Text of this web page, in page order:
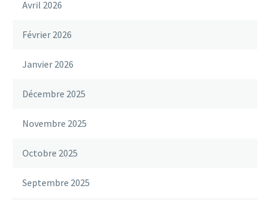
Avril 2026
Février 2026
Janvier 2026
Décembre 2025
Novembre 2025
Octobre 2025
Septembre 2025